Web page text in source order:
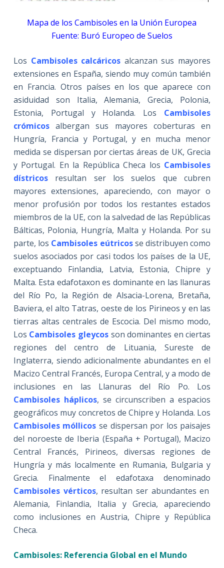
Mapa de los Cambisoles en la Unión Europea
Fuente: Buró Europeo de Suelos
Los Cambisoles calcáricos alcanzan sus mayores
extensiones en España, siendo muy común también
en Francia. Otros países en los que aparece con
asiduidad son Italia, Alemania, Grecia, Polonia,
Estonia, Portugal y Holanda. Los Cambisoles
crómicosalbergan sus mayores coberturas en
Hungría, Francia y Portugal, y en mucha menor
medida se dispersan por ciertas áreas de UK, Grecia
y Portugal. En la República Checa los Cambisoles
dístricosresultan ser los suelos que cubren
mayores extensiones, apareciendo, con mayor o
menor profusión por todos los restantes estados
miembros de la UE, con la salvedad de las Repúblicas
Bálticas, Polonia, Hungría, Malta y Holanda. Por su
parte, los Cambisoles eútricosse distribuyen como
suelos asociados por casi todos los países de la UE,
exceptuando Finlandia, Latvia, Estonia, Chipre y
Malta. Esta edafotaxon es dominante en las llanuras
del Río Po, la Región de Alsacia-Lorena, Bretaña,
Baviera, el alto Tatras, oeste de los Pirineos y en las
tierras altas centrales de Escocia. Del mismo modo,
Los Cambisoles gleycosson dominantes en ciertas
regiones del centro de Lituania, Sureste de
Inglaterra, siendo adicionalmente abundantes en el
Macizo Central Francés, Europa Central, y a modo de
inclusiones en las Llanuras del Río Po. Los
Cambisoles háplicos, se circunscriben a espacios
geográficos muy concretos de Chipre y Holanda. Los
Cambisoles móllicos se dispersan por los paisajes
del noroeste de Iberia (España + Portugal), Macizo
Central Francés, Pirineos, diversas regiones de
Hungría y más localmente en Rumania, Bulgaria y
Grecia. Finalmente el edafotaxa denominado
Cambisoles vérticos, resultan ser abundantes en
Alemania, Finlandia, Italia y Grecia, apareciendo
como inclusiones en Austria, Chipre y República
Checa.
Cambisoles: Referencia Global en el Mundo